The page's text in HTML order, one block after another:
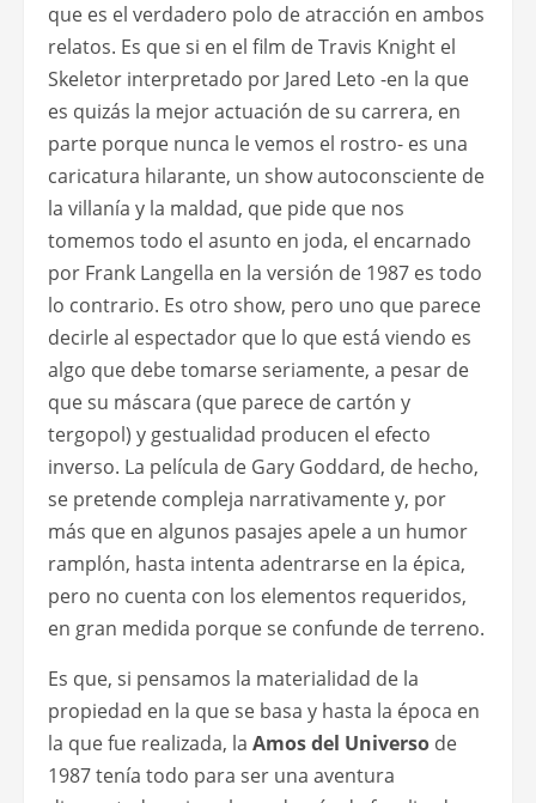
que es el verdadero polo de atracción en ambos
relatos. Es que si en el film de Travis Knight el
Skeletor interpretado por Jared Leto -en la que
es quizás la mejor actuación de su carrera, en
parte porque nunca le vemos el rostro- es una
caricatura hilarante, un show autoconsciente de
la villanía y la maldad, que pide que nos
tomemos todo el asunto en joda, el encarnado
por Frank Langella en la versión de 1987 es todo
lo contrario. Es otro show, pero uno que parece
decirle al espectador que lo que está viendo es
algo que debe tomarse seriamente, a pesar de
que su máscara (que parece de cartón y
tergopol) y gestualidad producen el efecto
inverso. La película de Gary Goddard, de hecho,
se pretende compleja narrativamente y, por
más que en algunos pasajes apele a un humor
ramplón, hasta intenta adentrarse en la épica,
pero no cuenta con los elementos requeridos,
en gran medida porque se confunde de terreno.
Es que, si pensamos la materialidad de la
propiedad en la que se basa y hasta la época en
la que fue realizada, la Amos del Universo de
1987 tenía todo para ser una aventura